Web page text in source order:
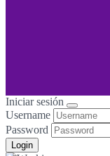
Iniciar sesión
Username
Password